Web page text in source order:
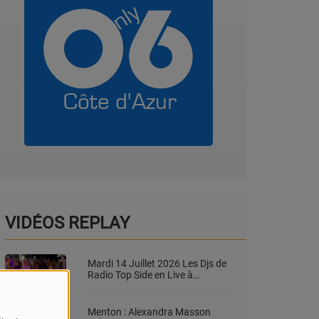
VIDÉOS REPLAY
Mardi 14 Juillet 2026 Les Djs de
Radio Top Side en Live à
Menton : Alexandra Masson